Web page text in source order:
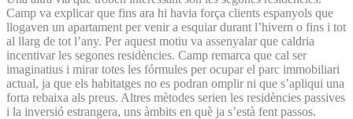
Camp va explicar que fins ara hi havia força clients espanyols que
llogaven un apartament per venir a esquiar durant l’hivern o fins i tot
al llarg de tot l’any. Per aquest motiu va assenyalar que caldria
incentivar les segones residències. Camp remarca que cal ser
imaginatius i mirar totes les fórmules per ocupar el parc immobiliari
actual, ja que els habitatges no es podran omplir ni que s’apliqui una
forta rebaixa als preus. Altres mètodes serien les residències passives
i la inversió estrangera, uns àmbits en què ja s’està fent passos.